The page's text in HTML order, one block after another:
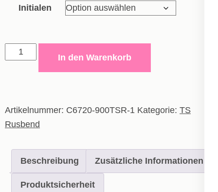
Initialen
Kapuzensweat
Organic
Menge
In den Warenkorb
Artikelnummer: C6720-900TSR-1 Kategorie: TS
Rusbend
Beschreibung Zusätzliche Informationen
Produktsicherheit